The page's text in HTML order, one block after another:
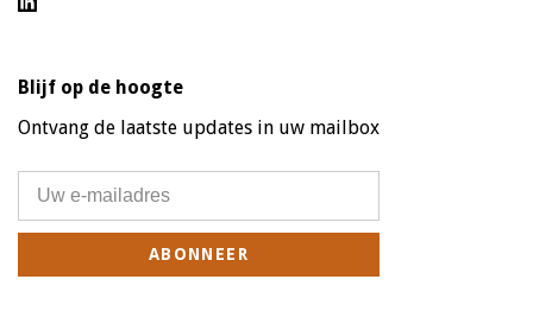
Blijf op de hoogte
Ontvang de laatste updates in uw mailbox
ABONNEER